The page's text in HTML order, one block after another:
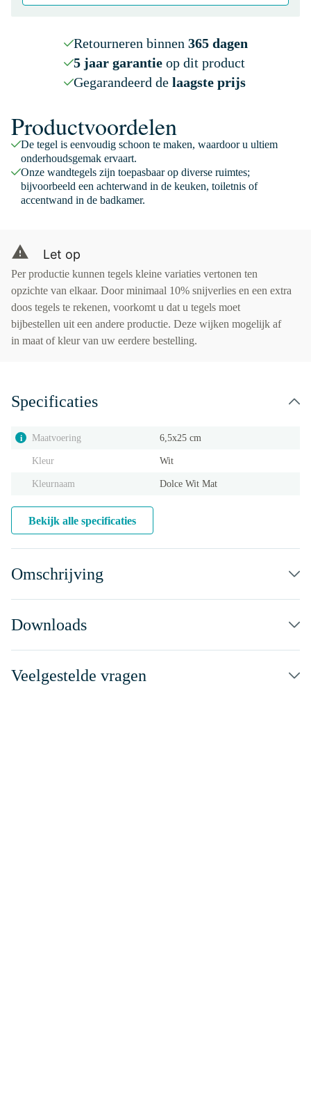
Retourneren binnen 365 dagen
5 jaar garantieop dit product
Gegarandeerd de laagste prijs
Productvoordelen
De tegel is eenvoudig schoon te maken, waardoor u ultiem
onderhoudsgemak ervaart.
Onze wandtegels zijn toepasbaar op diverse ruimtes;
bijvoorbeeld een achterwand in de keuken, toiletnis of
accentwand in de badkamer.
Let op
Per productie kunnen tegels kleine variaties vertonen ten
opzichte van elkaar. Door minimaal 10% snijverlies en een extra
doos tegels te rekenen, voorkomt u dat u tegels moet
bijbestellen uit een andere productie. Deze wijken mogelijk af
in maat of kleur van uw eerdere bestelling.
Specificaties
i Maatvoering 6,5x25 cm
Kleur Wit
Kleurnaam Dolce Wit Mat
Bekijk alle specificaties
Omschrijving
Downloads
Veelgestelde vragen